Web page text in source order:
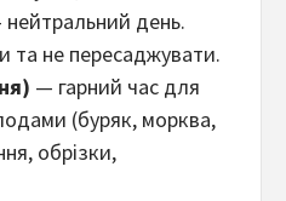
нейтральний день.
та не пересаджувати.
— гарний час для
(буряк, морква,
обрізки,